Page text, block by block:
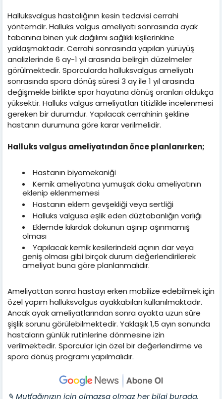
Halluksvalgus hastalığının kesin tedavisi cerrahi
yöntemdir. Halluks valgus ameliyatı sonrasında ayak
tabanına binen yük dağılımı sağlıklı kişilerinkine
yaklaşmaktadır. Cerrahi sonrasında yapılan yürüyüş
analizlerinde 6 ay-1 yıl arasında belirgin düzelmeler
görülmektedir. Sporcularda halluksvalgus ameliyatı
sonrasında spora dönüş süresi 3 ay ile 1 yıl arasında
değişmekle birlikte spor hayatına dönüş oranları oldukça
yüksektir. Halluks valgus ameliyatları titizlikle incelenmesi
gereken bir durumdur. Yapılacak cerrahinin şekline
hastanın durumuna göre karar verilmelidir.
Halluks valgus ameliyatından önce planlanırken;
Hastanın biyomekaniği
Kemik ameliyatına yumuşak doku ameliyatının
eklenip eklenmemesi
Hastanın eklem gevşekliği veya sertliği
Halluks valgusa eşlik eden düztabanlığın varlığı
Eklemde kıkırdak dokunun aşınıp aşınmamış
olması
Yapılacak kemik kesilerindeki açının dar veya
geniş olması gibi birçok durum değerlendirilerek
ameliyat buna göre planlanmalıdır.
Ameliyattan sonra hastayı erken mobilize edebilmek için
özel yapım halluksvalgus ayakkabıları kullanılmaktadır.
Ancak ayak ameliyatlarından sonra ayakta uzun süre
şişlik sorunu görülebilmektedir. Yaklaşık 1,5 ayın sonunda
hastaların günlük rutinlerine dönmesine izin
verilmektedir. Sporcular için özel bir değerlendirme ve
spora dönüş programı yapılmalıdır.
✎ Mutfağınızın için olmazsa olmaz her bilgi burada.